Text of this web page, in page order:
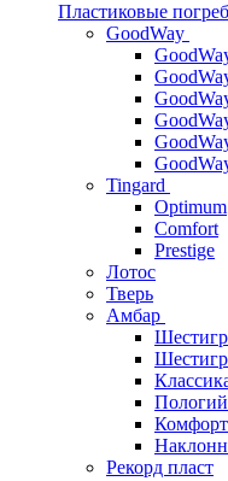
Пластиковые
GoodWay
Tingard
Optimum
Comfort
Prestige
Лотос
Тверь
Амбар
Пологий
Комфорт
Рекорд пласт